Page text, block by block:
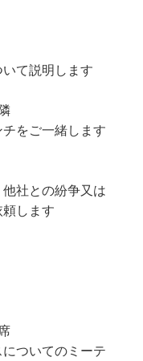
て説明します
をご一緒します
社との紛争又は
します
ついてのミーテ